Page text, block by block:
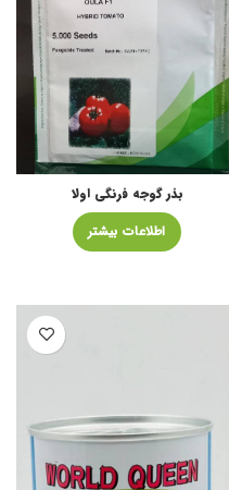
بذر گوجه فرنگی اولا
اطلاعات بیشتر